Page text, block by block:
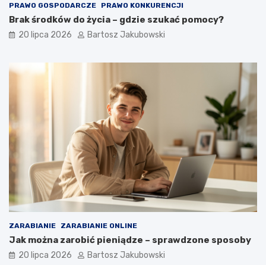
PRAWO GOSPODARCZE PRAWO KONKURENCJI
Brak środków do życia – gdzie szukać pomocy?
20 lipca 2026 Bartosz Jakubowski
ZARABIANIE ZARABIANIE ONLINE
Jak można zarobić pieniądze – sprawdzone sposoby
20 lipca 2026 Bartosz Jakubowski